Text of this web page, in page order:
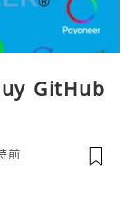
GitHub
前